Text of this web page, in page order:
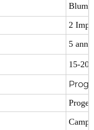
Blum
2
5 anni
15-20